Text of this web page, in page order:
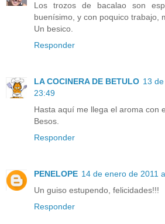
Los trozos de bacalao son
buenísimo, y con poquico trabajo,
Un besico.
Responder
LA COCINERA DE BETULO 13
23:49
Hasta aquí me llega el aroma con
Besos.
Responder
PENELOPE 14 de enero de 2011
Un guiso estupendo, felicidades!!!
Responder